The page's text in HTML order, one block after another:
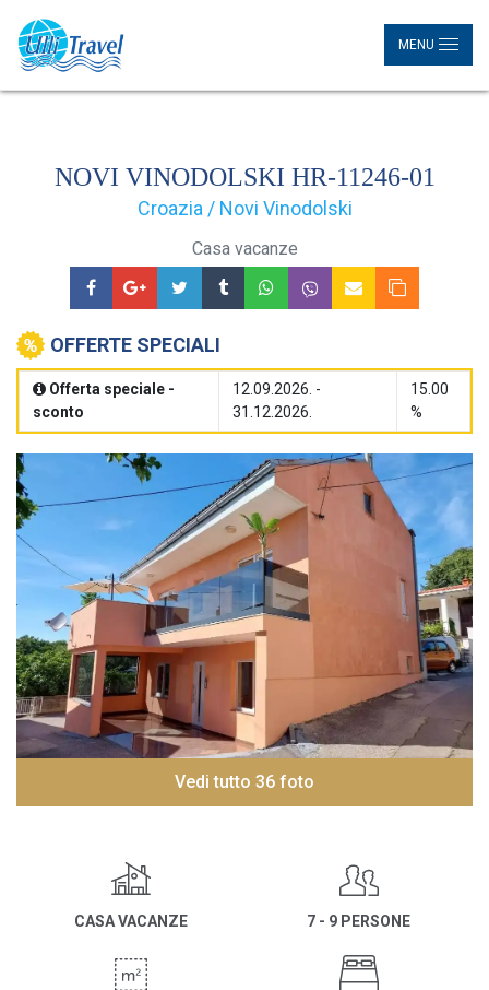
MENU
NOVI VINODOLSKI HR-11246-01
Croazia / Novi Vinodolski
Casa vacanze
OFFERTE SPECIALI
Offerta speciale -
sconto
12.09.2026. -
31.12.2026.
15.00
%
Vedi tutto 36 foto
CASA VACANZE 7 - 9 PERSONE